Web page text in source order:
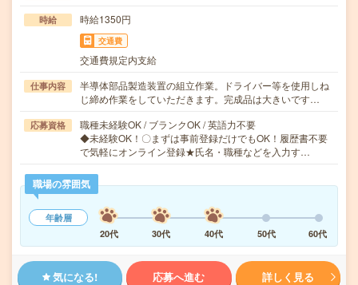
時給 時給1350円
交通費
交通費規定内支給
仕事内容
半導体部品製造装置の組立作業。ドライバー等を使用しね
じ締め作業をしていただきます。完成品は大きいです…
応募資格
職種未経験OK / ブランクOK / 英語力不要
◆未経験OK！〇まずは事前登録だけでもOK！履歴書不要
で気軽にオンライン登録★氏名・職種などを入力す…
職場の雰囲気
年齢層
20代
30代 40代 50代 60代
気になる! 応募へ進む 詳しく見る